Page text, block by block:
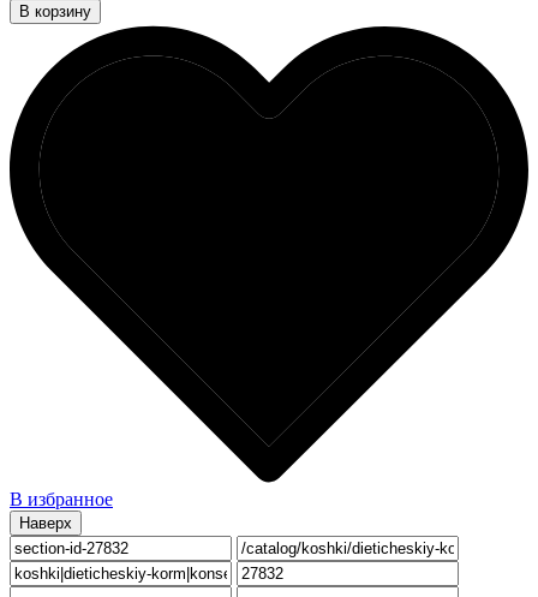
В корзину
В избранное
Наверх